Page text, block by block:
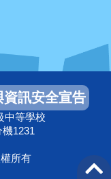
中等學校
1231
所有